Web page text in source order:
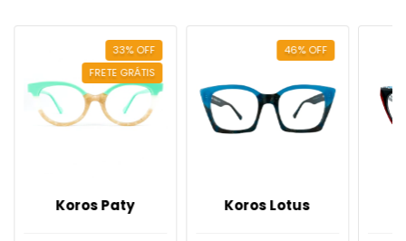
33%OFF
FRETE GRÁTIS
Koros Paty
46%OFF
Koros Lotus